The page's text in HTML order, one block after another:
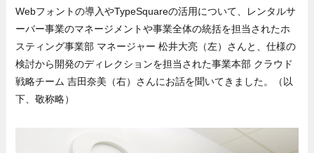
Webフォントの導入やTypeSquareの活用について、レンタルサ
ーバー事業のマネージメントや事業全体の統括を担当されたホ
スティング事業部 マネージャー 松井大亮（左）さんと、仕様の
検討から開発のディレクションを担当された事業本部 クラウド
戦略チーム 吉田奈美（右）さんにお話を聞いてきました。（以
下、敬称略）